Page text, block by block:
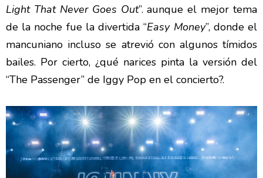
Light That Never Goes Out”. aunque el mejor tema
de la noche fue la divertida “Easy Money”, donde el
mancuniano incluso se atrevió con algunos tímidos
bailes. Por cierto, ¿qué narices pinta la versión del
“The Passenger” de Iggy Pop en el concierto?.